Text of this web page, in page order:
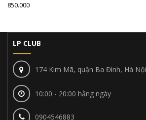
850.000
LP CLUB
174 Kim Mã, quận Ba Đình, Hà Nội
10:00 - 20:00 hằng ngày
0904546883